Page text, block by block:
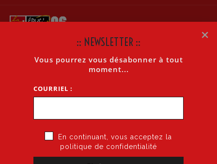
COGITONS N°273 DU 3 AVRIL 2023
Accueil»CoGiTons N°273 du 3 avril 2023
×
:: NEWSLETTER ::
Vous pourrez vous désabonner à tout
moment...
COURRIEL :
En continuant, vous acceptez la
politique de confidentialité